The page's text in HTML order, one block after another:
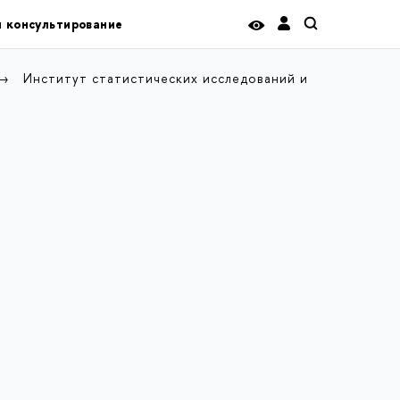
Институт статистических исследований и